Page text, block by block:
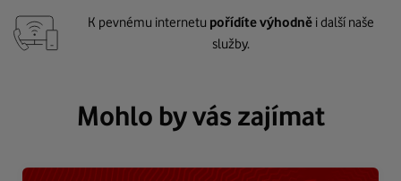
K pevnému internetu pořídíte výhodně i další naše
služby.
Mohlo by vás zajímat